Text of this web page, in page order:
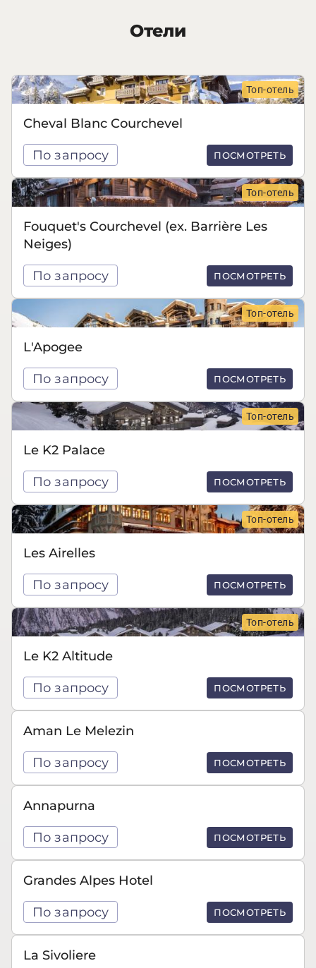
Отели
Топ-отель
Cheval Blanc Courchevel
По запросу ПОСМОТРЕТЬ
Топ-отель
Fouquet's Courchevel (ex. Barrière Les
Neiges)
По запросу ПОСМОТРЕТЬ
Топ-отель
L'Apogee
По запросу ПОСМОТРЕТЬ
Топ-отель
Le K2 Palace
По запросу ПОСМОТРЕТЬ
Топ-отель
Les Airelles
По запросу ПОСМОТРЕТЬ
Топ-отель
Le K2 Altitude
По запросу ПОСМОТРЕТЬ
Aman Le Melezin
По запросу ПОСМОТРЕТЬ
Annapurna
По запросу ПОСМОТРЕТЬ
Grandes Alpes Hotel
По запросу ПОСМОТРЕТЬ
La Sivoliere